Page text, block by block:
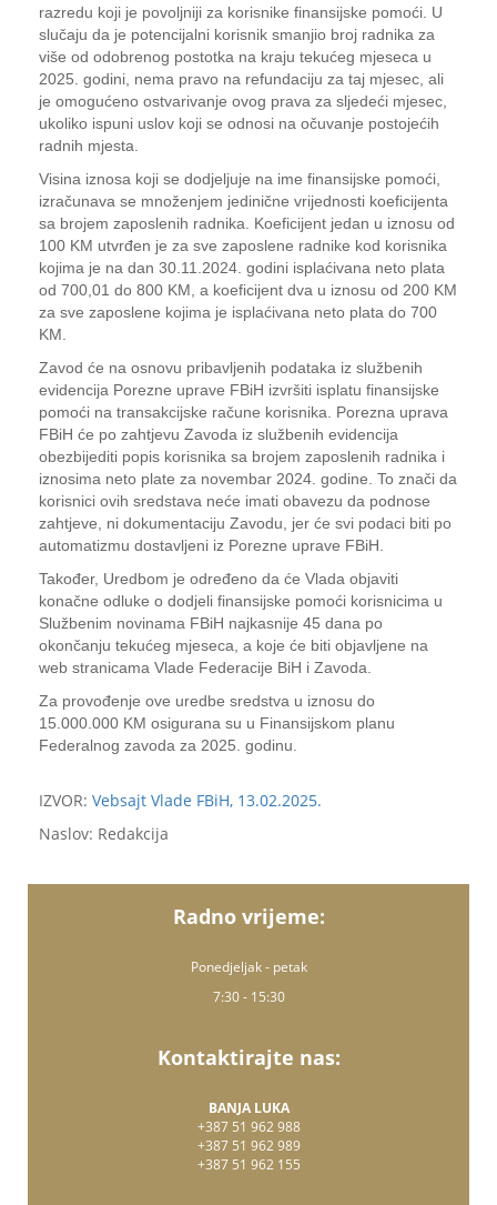
razredu koji je povoljniji za korisnike finansijske pomoći. U
slučaju da je potencijalni korisnik smanjio broj radnika za
više od odobrenog postotka na kraju tekućeg mjeseca u
2025. godini, nema pravo na refundaciju za taj mjesec, ali
je omogućeno ostvarivanje ovog prava za sljedeći mjesec,
ukoliko ispuni uslov koji se odnosi na očuvanje postojećih
radnih mjesta.
Visina iznosa koji se dodjeljuje na ime finansijske pomoći,
izračunava se množenjem jedinične vrijednosti koeficijenta
sa brojem zaposlenih radnika. Koeficijent jedan u iznosu od
100 KM utvrđen je za sve zaposlene radnike kod korisnika
kojima je na dan 30.11.2024. godini isplaćivana neto plata
od 700,01 do 800 KM, a koeficijent dva u iznosu od 200 KM
za sve zaposlene kojima je isplaćivana neto plata do 700
KM.
Zavod će na osnovu pribavljenih podataka iz službenih
evidencija Porezne uprave FBiH izvršiti isplatu finansijske
pomoći na transakcijske račune korisnika. Porezna uprava
FBiH će po zahtjevu Zavoda iz službenih evidencija
obezbijediti popis korisnika sa brojem zaposlenih radnika i
iznosima neto plate za novembar 2024. godine. To znači da
korisnici ovih sredstava neće imati obavezu da podnose
zahtjeve, ni dokumentaciju Zavodu, jer će svi podaci biti po
automatizmu dostavljeni iz Porezne uprave FBiH.
Također, Uredbom je određeno da će Vlada objaviti
konačne odluke o dodjeli finansijske pomoći korisnicima u
Službenim novinama FBiH najkasnije 45 dana po
okončanju tekućeg mjeseca, a koje će biti objavljene na
web stranicama Vlade Federacije BiH i Zavoda.
Za provođenje ove uredbe sredstva u iznosu do
15.000.000 KM osigurana su u Finansijskom planu
Federalnog zavoda za 2025. godinu.
IZVOR: Vebsajt Vlade FBiH, 13.02.2025.
Naslov: Redakcija
Radno vrijeme:
Ponedjeljak - petak
7:30 - 15:30
Kontaktirajte nas:
BANJA LUKA
+387 51 962 988
+387 51 962 989
+387 51 962 155